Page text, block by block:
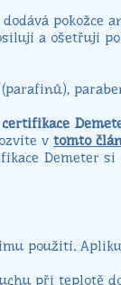
pokožce
a ošetřují
v tomto
Demeter si
použití.
při teplotě do